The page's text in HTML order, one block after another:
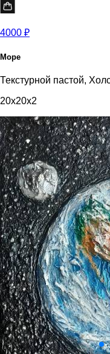
4000 ₽
Море
Текстурной пастой,
20x20x2